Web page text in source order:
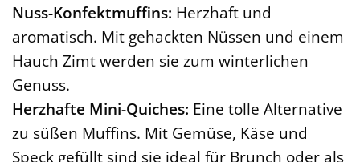
Nuss-Konfektmuffins: Herzhaft und
aromatisch. Mit gehackten Nüssen und einem
Hauch Zimt werden sie zum winterlichen
Genuss.
Herzhafte Mini-Quiches: Eine tolle Alternative
zu süßen Muffins. Mit Gemüse, Käse und
Speck gefüllt sind sie ideal für Brunch oder als